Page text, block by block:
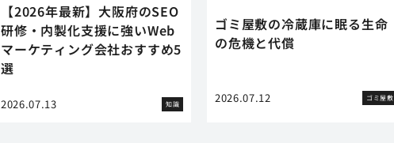
【2026年最新】大阪府のSEO
研修・内製化支援に強いWeb
マーケティング会社おすすめ5
選
2026.07.13 知識
ゴミ屋敷の冷蔵庫に眠る生命
の危機と代償
2026.07.12 ゴミ屋敷